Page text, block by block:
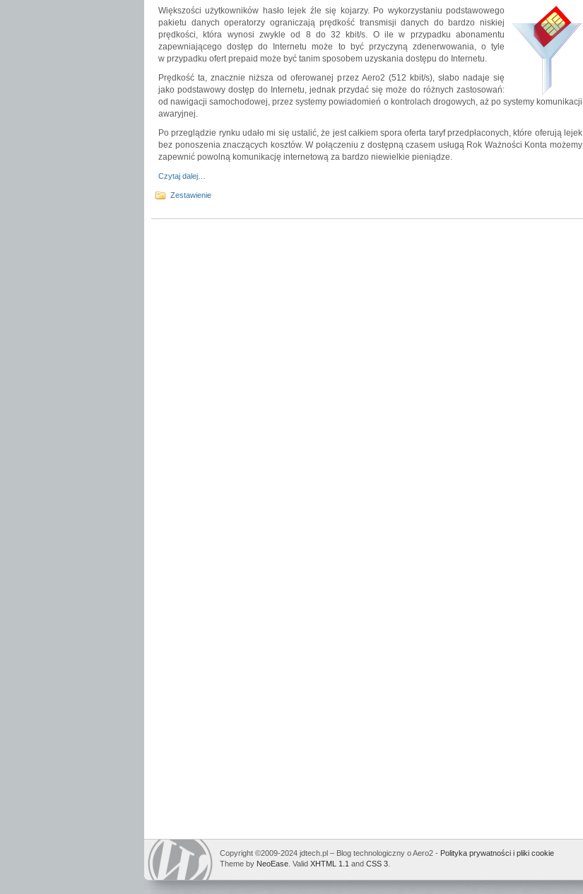
Większości użytkowników hasło lejek źle się kojarzy. Po wykorzystaniu podstawowego
pakietu danych operatorzy ograniczają prędkość transmisji danych do bardzo niskiej
prędkości, która wynosi zwykle od 8 do 32 kbit/s. O ile w przypadku abonamentu
zapewniającego dostęp do Internetu może to być przyczyną zdenerwowania, o tyle
w przypadku ofert prepaid może być tanim sposobem uzyskania dostępu do Internetu.
Prędkość ta, znacznie niższa od oferowanej przez Aero2 (512 kbit/s), słabo nadaje się
jako podstawowy dostęp do Internetu, jednak przydać się może do różnych zastosowań:
od nawigacji samochodowej, przez systemy powiadomień o kontrolach drogowych, aż po systemy komunikacji
awaryjnej.
Po przeglądzie rynku udało mi się ustalić, że jest całkiem spora oferta taryf przedpłaconych, które oferują lejek
bez ponoszenia znaczących kosztów. W połączeniu z dostępną czasem usługą Rok Ważności Konta możemy
zapewnić powolną komunikację internetową za bardzo niewielkie pieniądze.
Czytaj dalej…
Zestawienie
Copyright ©2009-2024 jdtech.pl – Blog technologiczny o Aero2 - Polityka prywatności i pliki cookie
Theme by NeoEase . Valid XHTML 1.1 and CSS 3